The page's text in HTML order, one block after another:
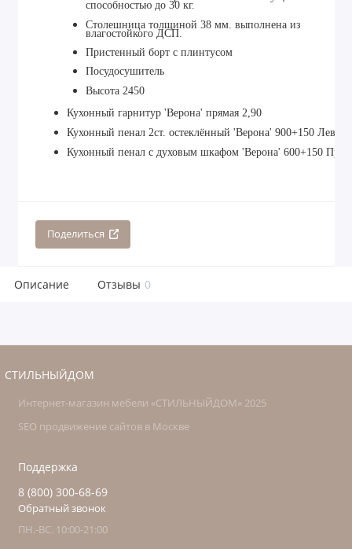
способностью до 30 кг.
Столешница толщиной 38 мм. выполнена из
влагостойкого ДСП.
Пристенный борт с плинтусом
Посудосушитель
Высота 2450
Кухонный гарнитур 'Верона' прямая 2,90
Кухонный пенал 2ст. остеклённый 'Верона' 900+150 Левый
Кухонный пенал с духовым шкафом 'Верона' 600+150
Поделиться
Описание Отзывы 0
СТИЛЬНЫЙДОМ
Интернет-магазин мебели «СТИЛЬНЫЙДОМ» 2025
SEO продвижение сайтов в Москве
Поддержка
8 (800) 300-68-69
Обратный звонок
ПН.-ВС. 10:00-21:00